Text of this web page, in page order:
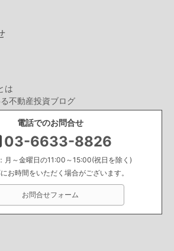
は
不動産投資ブログ
電話でのお問合せ
03-6633-8826
月～金曜日の11:00～15:00(祝日を除く)
お時間をいただく場合がございます。
お問合せフォーム